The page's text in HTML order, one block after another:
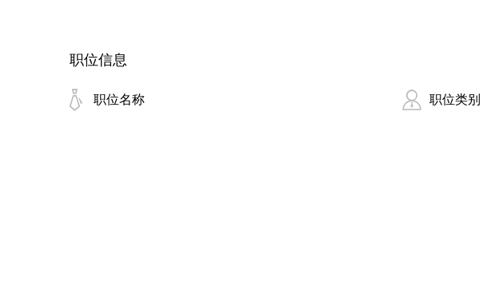
职位信息
职位名称 职位类别